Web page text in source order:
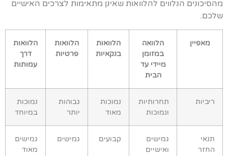
מהסיכונים הנלווים להלוואות שאינן מתאימות לצרכים האישיים
שלכם.
מאפיין
הלוואה
במזומן
מיידי עד
הבית
הלוואות
בנקאיות
הלוואות
פרטיות
הלוואות
דרך
עמותות
ריביות
תחרותיות
ונמוכות
נמוכות
מאוד
גבוהות
יותר
נמוכות
במיוחד
תנאי
החזר
גמישים
ואישיים
קבועים גמישים
גמישים
מאוד